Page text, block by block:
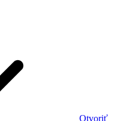
Otvoriť